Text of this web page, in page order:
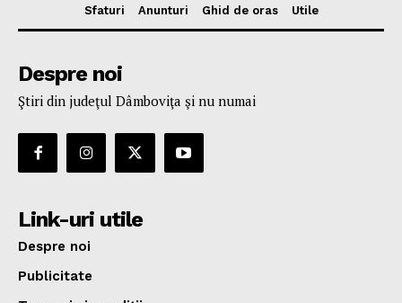
Sfaturi
Anunturi Ghid de oras Utile
Despre noi
Ştiri din judeţul Dâmboviţa şi nu numai
Link-uri utile
Despre noi
Publicitate